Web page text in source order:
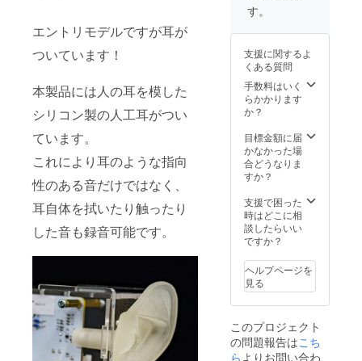
エントリモデルですが耳が
ついています！
本製品には人の耳を模した
シリコン製の人工耳がつい
ています。
これにより耳のような指向
性のある音だけではなく、
耳自体を拭いたり触ったり
した音も録音可能です。
す。
支援に関するよ
くある質問
手数料はいく
らかかります
か？
目標金額に届
かなかった場
合どうなりま
すか？
支援で困った
時はどこに相
談したらいい
ですか？
ヘルプページを
見る
このプロジェクト
の問題報告はこち
ら よりお問い合わ